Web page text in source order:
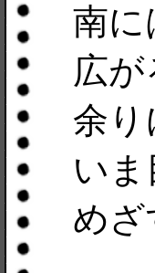
南
広
余
い
め